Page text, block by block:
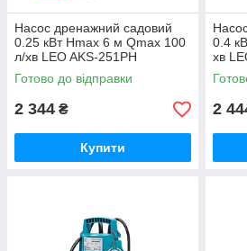
Насос дренажний садовий
0.25 кВт Hmax 6 м Qmax 100
л/хв LEO AKS-251PH
(773145)
Готово до відправки
2 344 ₴
Купити
0.4
хв
2